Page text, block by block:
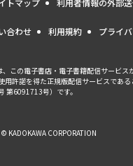
トマップ 利用者情報の外部
合わせ 利用規約 プライ
、この電子書店・電子書籍配信サービス
用許諾を得た正規版配信サービスであ
第6091713号）です。
© KADOKAWA CORPORATION